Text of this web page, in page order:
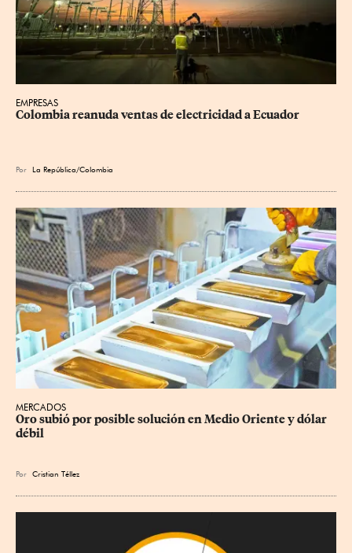
EMPRESAS
Colombia reanuda ventas de electricidad a Ecuador
Por La República/Colombia
MERCADOS
Oro subió por posible solución en Medio Oriente y dólar
débil
Por Cristian Téllez